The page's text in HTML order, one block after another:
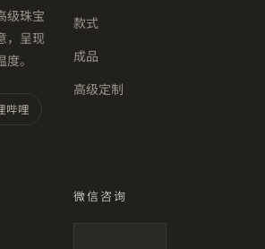
级珠宝
，呈现
。
哔哩
款式
成品
高级定制
微信咨询